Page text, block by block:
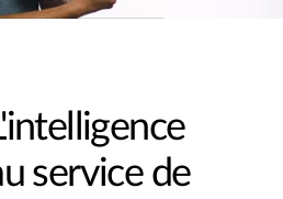
service de